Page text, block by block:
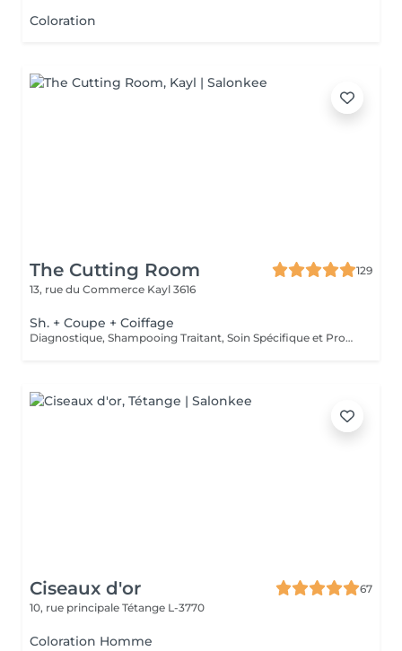
Coloration
The Cutting Room
129
13, rue du Commerce Kayl 3616
Sh. + Coupe + Coiffage
Diagnostique, Shampooing Traitant, Soin Spécifique et Produits Coiffants inclus
Ciseaux d'or
67
10, rue principale Tétange L-3770
Coloration Homme